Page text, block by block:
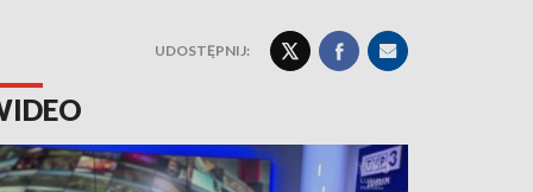
UDOSTĘPNIJ: